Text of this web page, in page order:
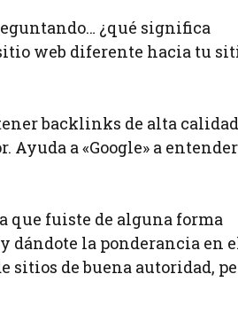
¿qué significa
web diferente hacia tu
backlinks de alta
Ayuda a «Google» a
que fuiste de alguna forma
dándote la ponderancia en
sitios de buena autoridad,